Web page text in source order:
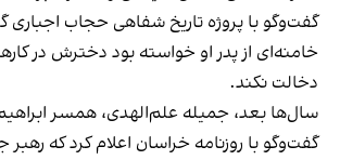
گفت‌وگو با پروژه تاریخ شفاهی حجاب اجباری
خامنه‌ای از پدر او خواسته بود دخترش در
دخالت نکند.
سال‌ها بعد، جمیله علم‌الهدی، همسر
گفت‌وگو با روزنامه خراسان اعلام کرد که